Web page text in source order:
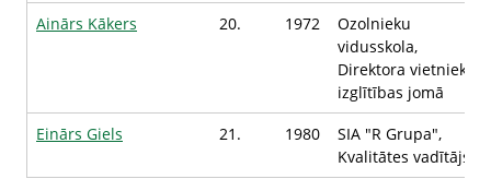
Ainārs Kākers
20. 1972
Ozolnieku
vidusskola,
Direktora vietnieks
izglītības jomā
Einārs Giels
21. 1980
SIA "R Grupa",
Kvalitātes vadītājs